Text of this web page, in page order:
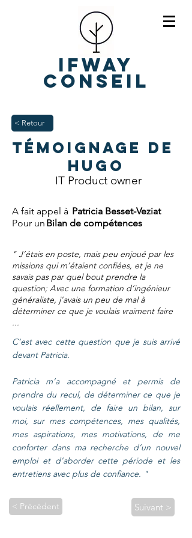
IFWAY
Conseil
< Retour
Témoignage de
Hugo
IT Product owner
A fait appel à
Pour un
Patricia Besset-Veziat
Bilan de compétences
" J’étais en poste, mais peu enjoué par les
missions qui m’étaient confiées, et je ne
savais pas par quel bout prendre la
question; Avec une formation d’ingénieur
généraliste, j’avais un peu de mal à
déterminer ce que je voulais vraiment faire
...
C’est avec cette question que je suis arrivé
devant Patricia.
Patricia m’a accompagné et permis de
prendre du recul, de déterminer ce que je
voulais réellement, de faire un bilan, sur
moi, sur mes compétences, mes qualités,
mes aspirations, mes motivations, de me
conforter dans ma recherche d’un nouvel
emploi et d’aborder cette période et les
entretiens avec plus de confiance. "
< Précédent Suivant >